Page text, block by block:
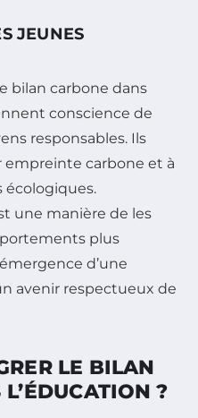
JEUNES
bilan carbone dans
conscience de
responsables. Ils
empreinte carbone et à
écologiques.
une manière de les
plus
d’une
avenir respectueux de
LE BILAN
?